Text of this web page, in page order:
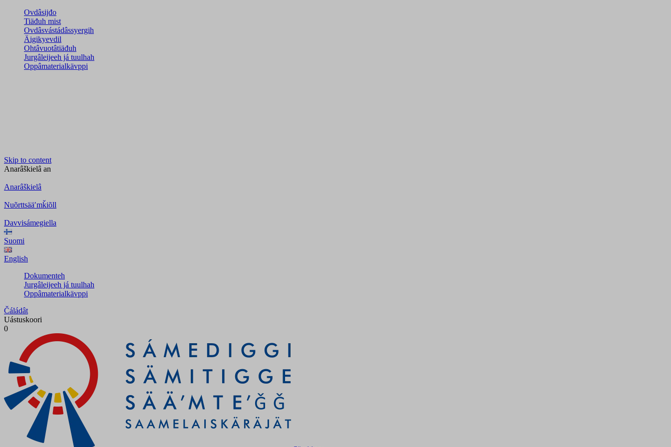
Ovdâsijđo
Tiäđuh mist
Ovdâsvástádâssyergih
Äigikyevdil
Ohtâvuotâtiäđuh
Jurgâleijeeh já tuulhah
Oppâmaterialkävppi
Skip to content
Anarâškielâ an
Anarâškielâ
Nuõrttsääʹmǩiõll
Davvisámegiella
Suomi
English
Dokumenteh
Jurgâleijeeh já tuulhah
Oppâmaterialkävppi
Čáládât
Uástuskoori
0